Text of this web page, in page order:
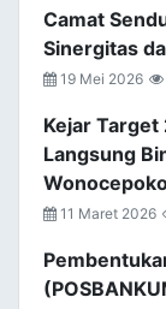
Camat
Sinergitas
19 Mei 2026
Kejar Target
Langsung
11 Maret 2026